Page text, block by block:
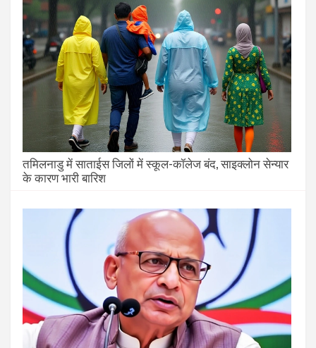
तमिलनाडु में साताईस जिलों में स्कूल-कॉलेज बंद, साइक्लोन सेन्यार
के कारण भारी बारिश